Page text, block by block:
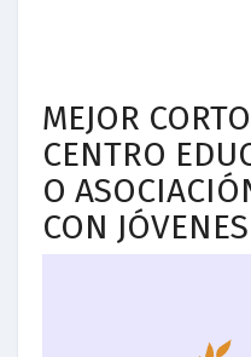
MEJOR
CENTRO
O
CON JÓVENES